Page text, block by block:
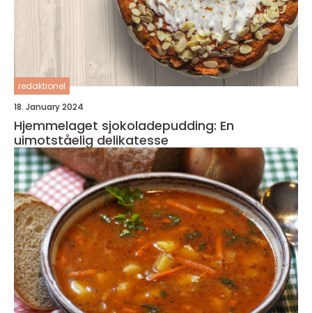
redaktionel
18. January 2024
Hjemmelaget sjokoladepudding: En
uimotståelig delikatesse